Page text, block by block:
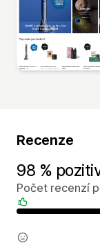
Recenze
98 %
Počet recenzí
Pozitivní